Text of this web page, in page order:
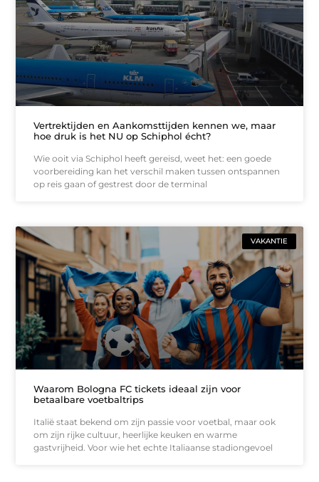
Vertrektijden en Aankomsttijden kennen we, maar
hoe druk is het NU op Schiphol écht?
Wie ooit via Schiphol heeft gereisd, weet het: een goede
voorbereiding kan het verschil maken tussen ontspannen
op reis gaan of gestrest door de terminal
VAKANTIE
Waarom Bologna FC tickets ideaal zijn voor
betaalbare voetbaltrips
Italië staat bekend om zijn passie voor voetbal, maar ook
om zijn rijke cultuur, heerlijke keuken en warme
gastvrijheid. Voor wie het echte Italiaanse stadiongevoel